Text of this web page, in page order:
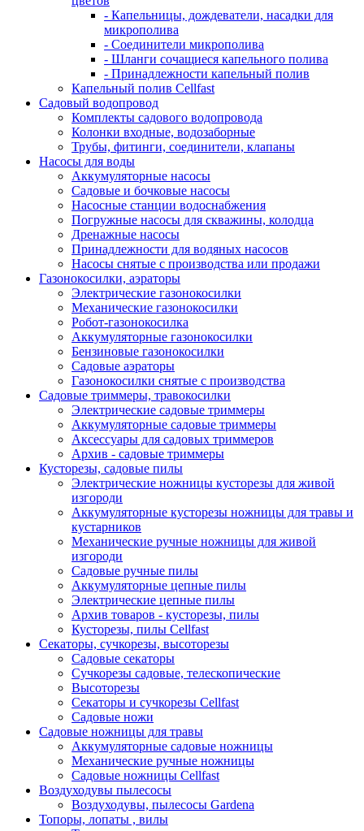
- Капельницы, дождеватели, насадки для
микрополива
- Соединители микрополива
- Шланги сочащиеся капельного полива
- Принадлежности капельный полив
Капельный полив Cellfast
Садовый водопровод
Комплекты садового водопровода
Колонки входные, водозаборные
Трубы, фитинги, соединители, клапаны
Насосы для воды
Аккумуляторные насосы
Садовые и бочковые насосы
Насосные станции водоснабжения
Погружные насосы для скважины, колодца
Дренажные насосы
Принадлежности для водяных насосов
Насосы снятые с производства или продажи
Газонокосилки, аэраторы
Электрические газонокосилки
Механические газонокосилки
Робот-газонокосилка
Аккумуляторные газонокосилки
Бензиновые газонокосилки
Садовые аэраторы
Газонокосилки снятые с производства
Садовые триммеры, травокосилки
Электрические садовые триммеры
Аккумуляторные садовые триммеры
Аксессуары для садовых триммеров
Архив - садовые триммеры
Кусторезы, садовые пилы
Электрические ножницы кусторезы для живой
изгороди
Аккумуляторные кусторезы ножницы для травы и
кустарников
Механические ручные ножницы для живой
изгороди
Садовые ручные пилы
Аккумуляторные цепные пилы
Электрические цепные пилы
Архив товаров - кусторезы, пилы
Кусторезы, пилы Cellfast
Секаторы, сучкорезы, высоторезы
Садовые секаторы
Сучкорезы садовые, телескопические
Высоторезы
Секаторы и сучкорезы Cellfast
Садовые ножи
Садовые ножницы для травы
Аккумуляторные садовые ножницы
Механические ручные ножницы
Садовые ножницы Cellfast
Воздуходувы пылесосы
Воздуходувы, пылесосы Gardena
Топоры, лопаты , вилы